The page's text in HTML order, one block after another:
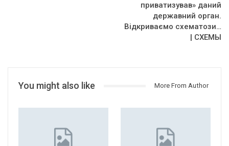
приватизував» даний
державний орган.
Відкриваємо схематози…
| СХЕМЫ
You might also like More From Author